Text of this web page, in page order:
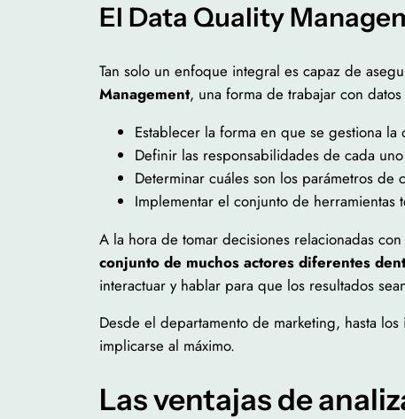
El Data Quality
Tan solo un enfoque integral es capaz de
Management, una forma de trabajar con
Establecer la forma en que se gestiona
Definir las responsabilidades de cada
Determinar cuáles son los parámetros
Implementar el conjunto de
A la hora de tomar decisiones relacionadas
conjunto de muchos actores diferentes
interactuar y hablar para que los resultados
Desde el departamento de marketing, hasta
implicarse al máximo.
Las ventajas de